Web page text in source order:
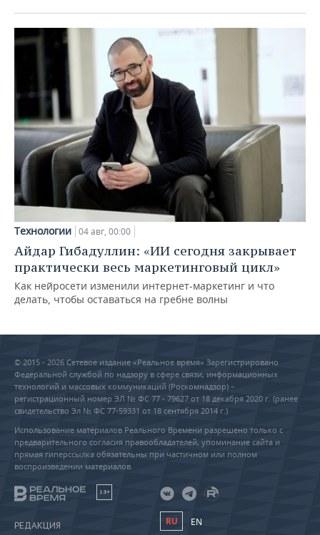
Технологии 04 авг, 00:00
Айдар Гибадуллин: «ИИ сегодня закрывает
практически весь маркетинговый цикл»
Как нейросети изменили интернет-маркетинг и что
делать, чтобы оставаться на гребне волны
© 2015 - 2026 Сетевое издание «Реальное время» Зарегистрировано
Федеральной службой по надзору в сфере связи, информационных
технологий и массовых коммуникаций (Роскомнадзор) –
регистрационный номер ЭЛ № ФС 77 - 79627 от 18 декабря 2020 г. (ранее
свидетельство Эл № ФС 77-59331 от 18 сентября 2014 г.)
Использование материалов Реального Времени разрешено только с
предварительного согласия правообладателей, упоминание сайта и
прямая гиперссылка обязательны при частичном или полном
воспроизведении материалов.
18+
РЕДАКЦИЯ RU EN